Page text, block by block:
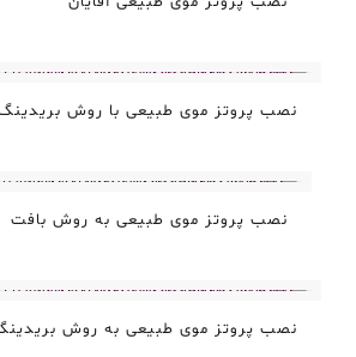
نصب پروتز موی طبیعی با روش
نصب پروتز موی طبیعی به روش بافت
نصب پروتز موی طبیعی به روش